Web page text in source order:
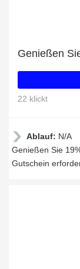
22 klickt
Ablauf: N/A
Genießen Sie
Gutschein